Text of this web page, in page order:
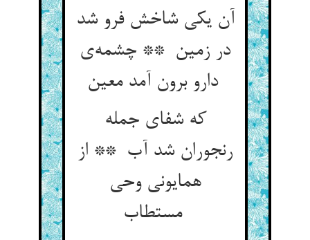
آن یکی شاخش فرو شد
در زمین ** چشمه‌ی
دارو برون آمد معین
که شفای جمله
رنجوران شد آب ** از
همایونی وحی
مستطاب